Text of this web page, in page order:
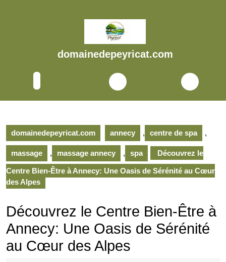
domainedepeyricat.com
domainedepeyricat.com annecy , centre de spa ,
massage , massage annecy , spa Découvrez le
Centre Bien-Être à Annecy: Une Oasis de Sérénité au Cœur
des Alpes
Découvrez le Centre Bien-Être à
Annecy: Une Oasis de Sérénité
au Cœur des Alpes